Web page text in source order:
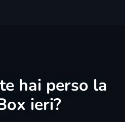
hai perso la
ieri?